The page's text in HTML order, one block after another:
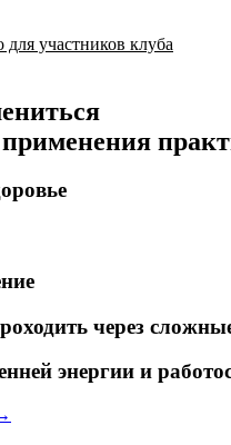
участников клуба
применения
через
энергии и